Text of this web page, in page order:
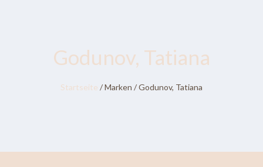
Godunov, Tatiana
Startseite / Marken / Godunov, Tatiana